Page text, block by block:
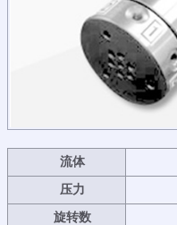
流体
压力
旋转数